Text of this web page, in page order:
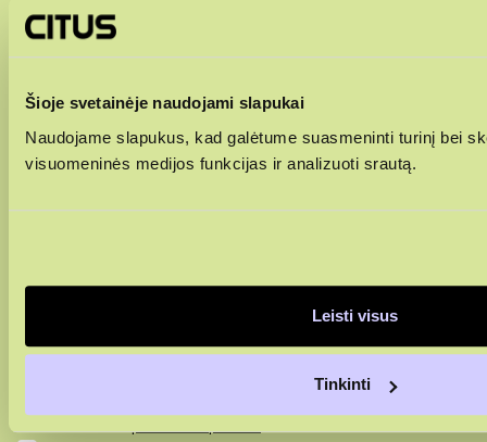
Šioje svetainėje naudojami slapukai
Naudojame slapukus, kad galėtume suasmeninti turinį bei
visuomeninės medijos funkcijas ir analizuoti srautą.
Leisti visus
Tinkinti